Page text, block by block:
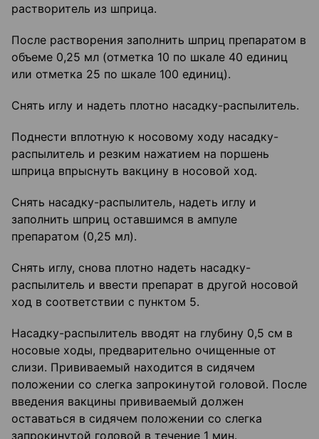
растворитель из шприца.
После растворения заполнить шприц препаратом в
объеме 0,25 мл (отметка 10 по шкале 40 единиц
или отметка 25 по шкале 100 единиц).
Снять иглу и надеть плотно насадку-распылитель.
Поднести вплотную к носовому ходу насадку-
распылитель и резким нажатием на поршень
шприца впрыснуть вакцину в носовой ход.
Снять насадку-распылитель, надеть иглу и
заполнить шприц оставшимся в ампуле
препаратом (0,25 мл).
Снять иглу, снова плотно надеть насадку-
распылитель и ввести препарат в другой носовой
ход в соответствии с пунктом 5.
Насадку-распылитель вводят на глубину 0,5 см в
носовые ходы, предварительно очищенные от
слизи. Прививаемый находится в сидячем
положении со слегка запрокинутой головой. После
введения вакцины прививаемый должен
оставаться в сидячем положении со слегка
запрокинутой головой в течение 1 мин.